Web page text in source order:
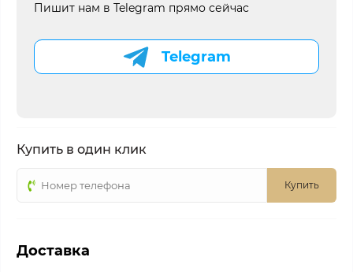
Пишит нам в Telegram прямо сейчас
Telegram
Купить в один клик
Купить
Доставка